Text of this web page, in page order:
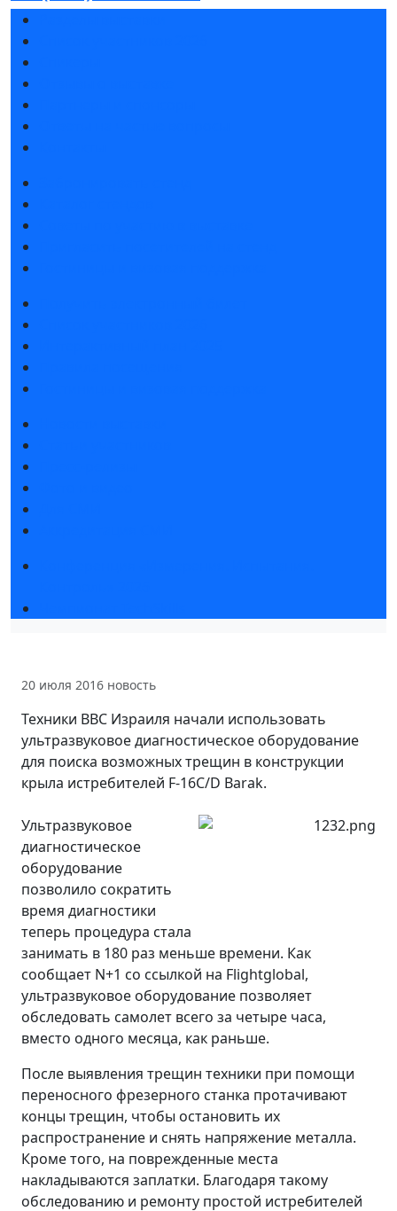
20 июля 2016 новость
Техники ВВС Израиля начали использовать
ультразвуковое диагностическое оборудование
для поиска возможных трещин в конструкции
крыла истребителей F-16C/D Barak.
Ультразвуковое
диагностическое
оборудование
позволило сократить
время диагностики
теперь процедура стала
занимать в 180 раз меньше времени. Как
сообщает N+1 со ссылкой на Flightglobal,
ультразвуковое оборудование позволяет
обследовать самолет всего за четыре часа,
вместо одного месяца, как раньше.
После выявления трещин техники при помощи
переносного фрезерного станка протачивают
концы трещин, чтобы остановить их
распространение и снять напряжение металла.
Кроме того, на поврежденные места
накладываются заплатки. Благодаря такому
обследованию и ремонту простой истребителей